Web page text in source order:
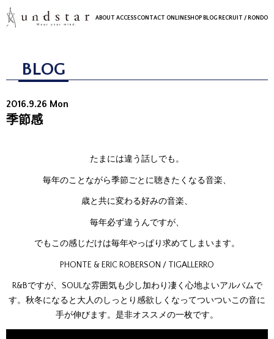
ABOUT ACCESSCONTACT ONLINESHOP BLOG RECRUIT / RONDO
BLOG
2016.9.26 Mon
季節感
たまには違う話しでも。
毎年のことながら季節ごとに聴きたくなる音楽、
歳と共に変わる好みの音楽、
毎年必ず違うんですが、
でもこの感じだけは毎年やっぱり求めてしまいます。
PHONTE & ERIC ROBERSON / TIGALLERRO
R&Bですが、SOULな雰囲気も少し加わり凄く心地よいアルバムで
す。秋冬になると大人のしっとり感欲しくなってついついこの音に
手が伸びます。是非オススメの一枚です。